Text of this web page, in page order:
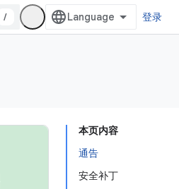
/ 登录
本页内容
通告
安全补丁